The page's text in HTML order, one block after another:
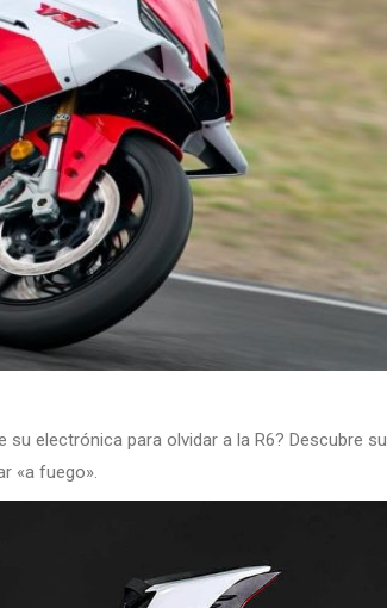
su electrónica para olvidar a la R6? Descubre su
«a fuego».